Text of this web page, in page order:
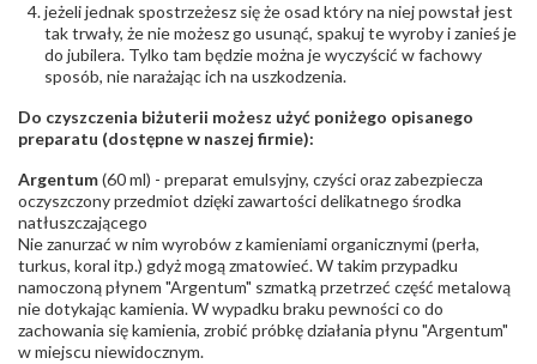
jeżeli jednak spostrzeżesz się że osad który na niej powstał jest
tak trwały, że nie możesz go usunąć, spakuj te wyroby i zanieś je
do jubilera. Tylko tam będzie można je wyczyścić w fachowy
sposób, nie narażając ich na uszkodzenia.
Do czyszczenia biżuterii możesz użyć poniżego opisanego
preparatu (dostępne w naszej firmie):
Argentum(60 ml) - preparat emulsyjny, czyści oraz zabezpiecza
oczyszczony przedmiot dzięki zawartości delikatnego środka
natłuszczającego
Nie zanurzać w nim wyrobów z kamieniami organicznymi (perła,
turkus, koral itp.) gdyż mogą zmatowieć. W takim przypadku
namoczoną płynem "Argentum" szmatką przetrzeć część metalową
nie dotykając kamienia. W wypadku braku pewności co do
zachowania się kamienia, zrobić próbkę działania płynu "Argentum"
w miejscu niewidocznym.